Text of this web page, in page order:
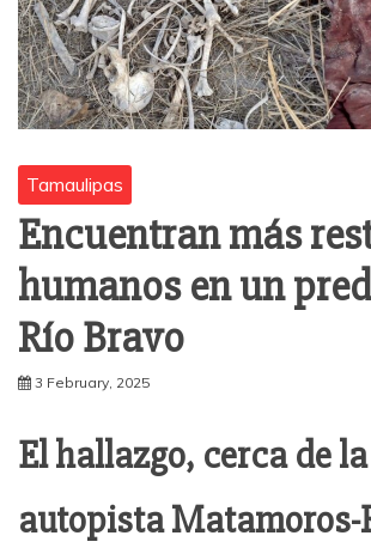
Tamaulipas
Encuentran más
humanos en un
Río Bravo
3 February, 2025
El hallazgo, cerca de la
autopista Matamoros-